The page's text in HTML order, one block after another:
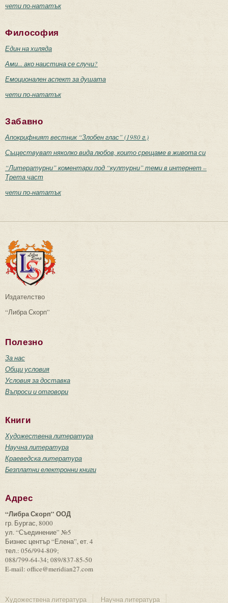
чети по-нататък
Философия
Един на хиляда
Ами... ако наистина се случи?
Емоционален аспект за душата
чети по-нататък
Забавно
Апокрифният вестник “Злобен глас” (1980 г.)
Съществуват няколко вида любов, които срещаме в живота си
“Литературни” коментари под “културни” теми в интернет –
Трета част
чети по-нататък
Издателство
“Либра Скорп”
Полезно
За нас
Общи условия
Условия за доставка
Въпроси и отговори
Книги
Художествена литература
Научна литература
Краеведска литература
Безплатни електронни книги
Адрес
“Либра Скорп” ООД
гр. Бургас, 8000
ул. “Съединение” №5
Бизнес център “Елена”, ет. 4
тел.: 056/994-809;
088/799-64-34; 089/837-85-50
E-mail: office@meridian27.com
Художествена литература Научна литература